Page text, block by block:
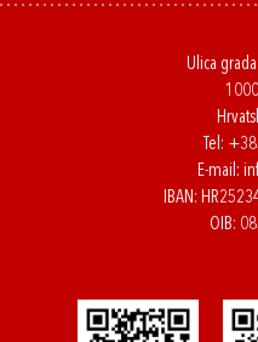
Ulica
Tel:
E-mail:
IBAN:
OIB: